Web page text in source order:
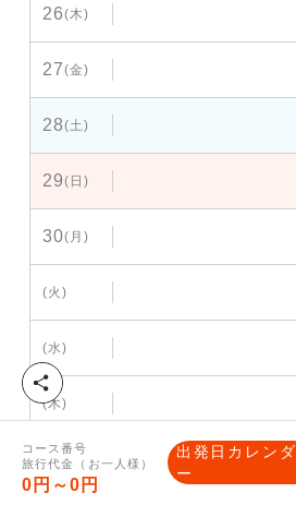
26(木)
27(金)
28(土)
29(日)
30(月)
(火)
(水)
(木)
(金)
コース番号
旅行代金（お一人様）
0円～0円
出発日カレンダ
ー
シ
ェ
ア